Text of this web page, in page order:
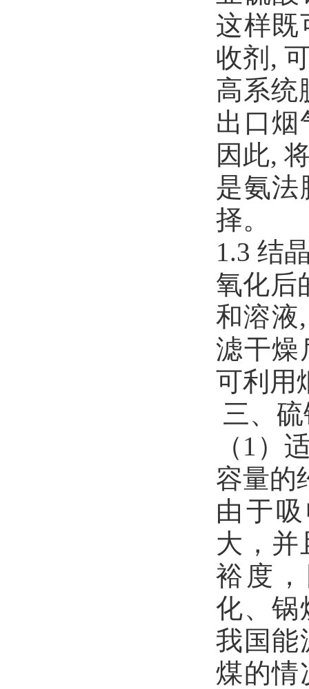
这样既
收剂,
高系统
出口烟
因此,
是氨法
择。
1.3 结
氧化后
和溶液
滤干燥
可利用
三、
（1）
容量的
由于
大，并
裕度
化、锅
我国能
煤的情